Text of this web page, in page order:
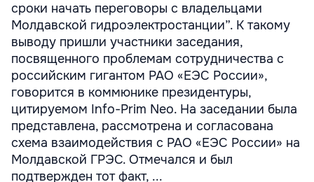
сроки начать переговоры с владельцами
Молдавской гидроэлектростанции”. К такому
выводу пришли участники заседания,
посвященного проблемам сотрудничества с
российским гигантом РАО «ЕЭС России»,
говорится в коммюнике президентуры,
цитируемом Info-Prim Neo. На заседании была
представлена, рассмотрена и согласована
схема взаимодействия с РАО «ЕЭС России» на
Молдавской ГРЭС. Отмечался и был
подтвержден тот факт, ...